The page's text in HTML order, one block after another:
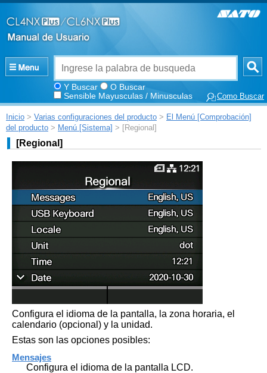
Y Buscar
O Buscar
Sensible Mayusculas / Minusculas
Como Buscar
Inicio > Varias configuraciones del producto > El Menú [Comprobación]
del producto > Menú [Sistema] > [Regional]
[Regional]
Configura el idioma de la pantalla, la zona horaria, el
calendario (opcional) y la unidad.
Estas son las opciones posibles:
Mensajes
Configura el idioma de la pantalla LCD.